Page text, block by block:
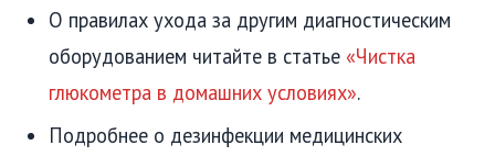
О правилах ухода за другим диагностическим
оборудованием читайте в статье «Чистка
глюкометра в домашних условиях».
Подробнее о дезинфекции медицинских